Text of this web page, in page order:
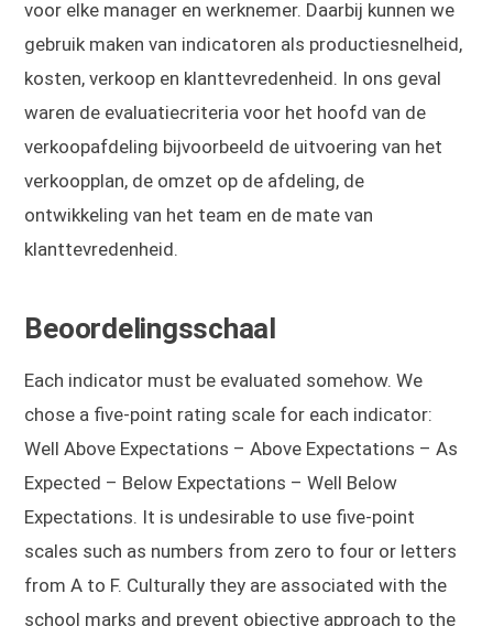
voor elke manager en werknemer. Daarbij kunnen we
gebruik maken van indicatoren als productiesnelheid,
kosten, verkoop en klanttevredenheid. In ons geval
waren de evaluatiecriteria voor het hoofd van de
verkoopafdeling bijvoorbeeld de uitvoering van het
verkoopplan, de omzet op de afdeling, de
ontwikkeling van het team en de mate van
klanttevredenheid.
Beoordelingsschaal
Each indicator must be evaluated somehow. We
chose a five-point rating scale for each indicator:
Well Above Expectations – Above Expectations – As
Expected – Below Expectations – Well Below
Expectations. It is undesirable to use five-point
scales such as numbers from zero to four or letters
from A to F. Culturally they are associated with the
school marks and prevent objective approach to the